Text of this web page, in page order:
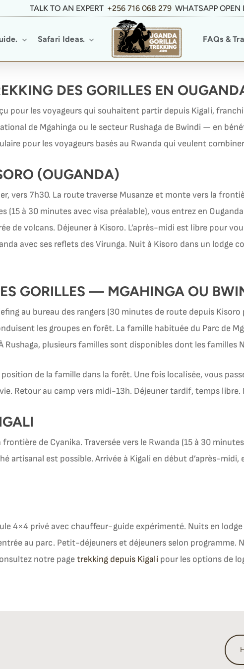
TALK TO AN EXPERT +256 716 068 279 WHATSAPP OPEN
Safari Ideas. FAQs &
DES GORILLES EN
pour les voyageurs qui souhaitent partir depuis Kigali,
de Mgahinga ou le secteur Rushaga de Bwindi — en
pour les voyageurs basés au Rwanda qui veulent
(OUGANDA)
vers 7h30. La route traverse Musanze et monte vers la
(15 à 30 minutes avec visa préalable), vous entrez en
de volcans. Déjeuner à Kisoro. L’après-midi est libre pour
avec ses reflets des Virunga. Nuit à Kisoro dans un lodge
GORILLES — MGAHINGA OU
au bureau des rangers (30 minutes de route depuis
les groupes en forêt. La famille habituée du Parc de
Rushaga, plusieurs familles sont disponibles dont les familles
de la famille dans la forêt. Une fois localisée, vous
Retour au camp vers midi-13h. Déjeuner tardif, temps libre.
de Cyanika. Traversée vers le Rwanda (15 à 30
artisanal est possible. Arrivée à Kigali en début d’après-
4×4 privé avec chauffeur-guide expérimenté. Nuits en
au parc. Petit-déjeuners et déjeuners selon
notre pagetrekking depuis Kigali pour les options de